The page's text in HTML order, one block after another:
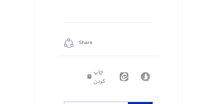
Share
چاپ
کردن